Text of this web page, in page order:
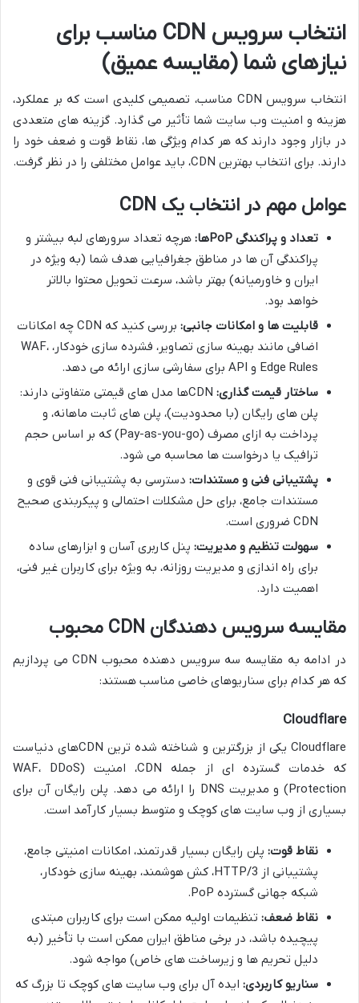
انتخاب سرویس CDN مناسب برای
نیازهای شما (مقایسه عمیق)
انتخاب سرویس CDN مناسب، تصمیمی کلیدی است که بر عملکرد،
هزینه و امنیت وب سایت شما تأثیر می گذارد. گزینه های متعددی
در بازار وجود دارند که هر کدام ویژگی ها، نقاط قوت و ضعف خود را
دارند. برای انتخاب بهترین CDN، باید عوامل مختلفی را در نظر گرفت.
عوامل مهم در انتخاب یک CDN
تعداد و پراکندگی PoPها:
هرچه تعداد سرورهای لبه بیشتر و
پراکندگی آن ها در مناطق جغرافیایی هدف شما (به ویژه در
ایران و خاورمیانه) بهتر باشد، سرعت تحویل محتوا بالاتر
خواهد بود.
قابلیت ها و امکانات جانبی:
بررسی کنید که CDN چه امکانات
اضافی مانند بهینه سازی تصاویر، فشرده سازی خودکار، WAF،
Edge Rules و API برای سفارشی سازی ارائه می دهد.
ساختار قیمت گذاری:
CDNها مدل های قیمتی متفاوتی دارند:
پلن های رایگان (با محدودیت)، پلن های ثابت ماهانه، و
پرداخت به ازای مصرف (Pay-as-you-go) که بر اساس حجم
ترافیک یا درخواست ها محاسبه می شود.
پشتیبانی فنی و مستندات: دسترسی به پشتیبانی فنی قوی و
مستندات جامع، برای حل مشکلات احتمالی و پیکربندی صحیح
CDN ضروری است.
سهولت تنظیم و مدیریت: پنل کاربری آسان و ابزارهای ساده
برای راه اندازی و مدیریت روزانه، به ویژه برای کاربران غیر فنی،
اهمیت دارد.
مقایسه سرویس دهندگان CDN محبوب
در ادامه به مقایسه سه سرویس دهنده محبوب CDN می پردازیم
که هر کدام برای سناریوهای خاصی مناسب هستند:
Cloudflare
Cloudflare یکی از بزرگترین و شناخته شده ترین CDNهای دنیاست
که خدمات گسترده ای از جمله CDN، امنیت (WAF، DDoS
Protection) و مدیریت DNS را ارائه می دهد. پلن رایگان آن برای
بسیاری از وب سایت های کوچک و متوسط بسیار کارآمد است.
نقاط قوت: پلن رایگان بسیار قدرتمند، امکانات امنیتی جامع،
پشتیبانی از HTTP/3، کش هوشمند، بهینه سازی خودکار،
شبکه جهانی گسترده PoP.
نقاط ضعف: تنظیمات اولیه ممکن است برای کاربران مبتدی
پیچیده باشد، در برخی مناطق ایران ممکن است با تأخیر (به
دلیل تحریم ها و زیرساخت های خاص) مواجه شود.
سناریو کاربردی: ایده آل برای وب سایت های کوچک تا بزرگ که